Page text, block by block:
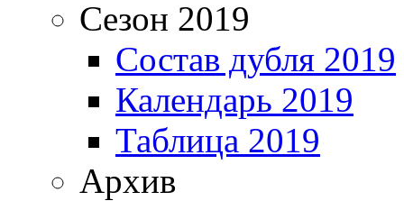
Сезон 2019
Состав дубля 2019
Календарь 2019
Таблица 2019
Архив